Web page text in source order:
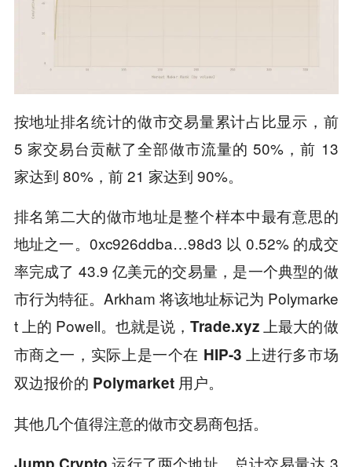
按地址排名统计的做市交易量累计占比显示，前
5 家交易台贡献了全部做市流量的 50%，前 13
家达到 80%，前 21 家达到 90%。
排名第二大的做市地址是整个样本中最有意思的
地址之一。0xc926ddba…98d3 以 0.52% 的成交
率完成了 43.9 亿美元的交易量，是一个典型的做
市行为特征。Arkham 将该地址标记为 Polymarke
t 上的 Powell。也就是说，Trade.xyz 上最大的做
市商之一，实际上是一个在 HIP-3 上进行多市场
双边报价的 Polymarket 用户。
其他几个值得注意的做市交易商包括。